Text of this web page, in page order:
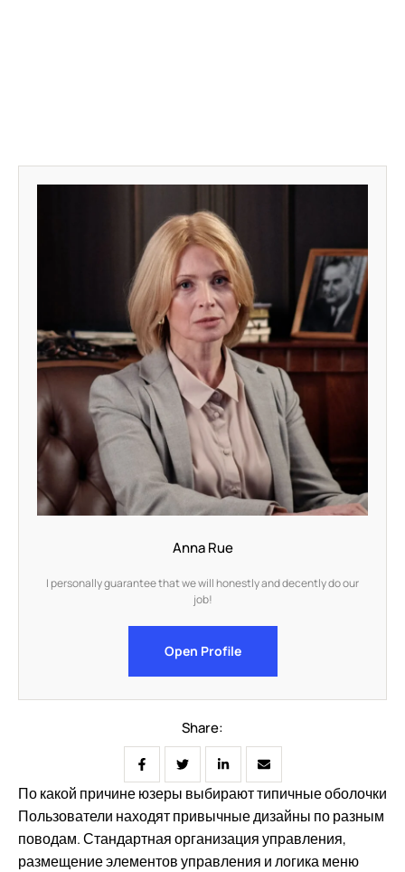
Anna Rue
I personally guarantee that we will honestly and decently do our
job!
Open Profile
Share:
По какой причине юзеры выбирают типичные оболочки
Пользователи находят привычные дизайны по разным
поводам. Стандартная организация управления,
размещение элементов управления и логика меню